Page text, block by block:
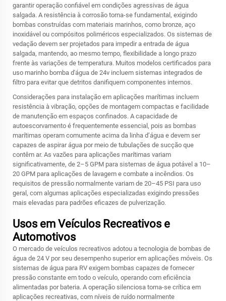
garantir operação confiável em condições agressivas de água
salgada. A resistência à corrosão torna-se fundamental, exigindo
bombas construídas com materiais marinhos, como bronze, aço
inoxidável ou compósitos poliméricos especializados. Os sistemas de
vedação devem ser projetados para impedir a entrada de água
salgada, mantendo, ao mesmo tempo, flexibilidade a longo prazo
frente às variações de temperatura. Muitos modelos certificados para
uso marinho bomba d'água de 24v incluem sistemas integrados de
filtro para evitar que detritos danifiquem componentes internos.
Considerações para instalação em aplicações marítimas incluem
resistência à vibração, opções de montagem compactas e facilidade
de manutenção em espaços confinados. A capacidade de
autoescorvamento é frequentemente essencial, pois as bombas
marítimas operam comumente acima da linha d’água e devem ser
capazes de aspirar água por meio de tubulações de sucção que
contêm ar. As vazões para aplicações marítimas variam
significativamente, de 2–5 GPM para sistemas de água potável a 10–
20 GPM para aplicações de lavagem e combate a incêndios. Os
requisitos de pressão normalmente variam de 20–45 PSI para uso
geral, com algumas aplicações especializadas exigindo pressões
mais elevadas para padrões eficazes de pulverização.
Usos em Veículos Recreativos e
Automotivos
O mercado de veículos recreativos adotou a tecnologia de bombas de
água de 24 V por seu desempenho superior em aplicações móveis. Os
sistemas de água para RV exigem bombas capazes de fornecer
pressão constante em todo o veículo, operando com eficiência
alimentadas por bateria. A operação silenciosa torna-se crítica em
aplicações recreativas, com níveis de ruído normalmente